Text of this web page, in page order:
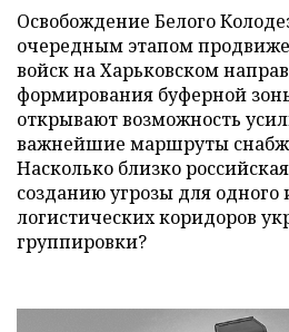
Освобождение Белого
очередным этапом
войск на Харьковском
формирования буферной
открывают возможность
важнейшие маршруты
Насколько близко
созданию угрозы для
логистических коридоров
группировки?